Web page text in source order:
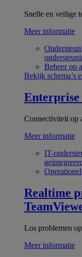
Snelle en veilige
Meer informatie
Beheer op
Bekijk schema’s
Enterprise
Connectiviteit op
Meer informatie
IT-
Realtime
Los problemen
Meer informatie